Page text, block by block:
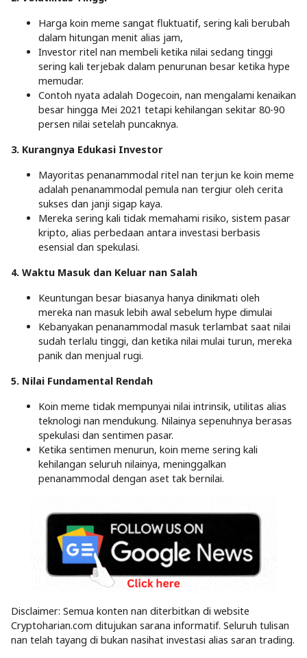
Harga koin meme sangat fluktuatif, sering kali berubah
dalam hitungan menit alias jam,
Investor ritel nan membeli ketika nilai sedang tinggi
sering kali terjebak dalam penurunan besar ketika hype
memudar.
Contoh nyata adalah Dogecoin, nan mengalami kenaikan
besar hingga Mei 2021 tetapi kehilangan sekitar 80-90
persen nilai setelah puncaknya.
3. Kurangnya Edukasi Investor
Mayoritas penanammodal ritel nan terjun ke koin meme
adalah penanammodal pemula nan tergiur oleh cerita
sukses dan janji sigap kaya.
Mereka sering kali tidak memahami risiko, sistem pasar
kripto, alias perbedaan antara investasi berbasis
esensial dan spekulasi.
4. Waktu Masuk dan Keluar nan Salah
Keuntungan besar biasanya hanya dinikmati oleh
mereka nan masuk lebih awal sebelum hype dimulai
Kebanyakan penanammodal masuk terlambat saat nilai
sudah terlalu tinggi, dan ketika nilai mulai turun, mereka
panik dan menjual rugi.
5. Nilai Fundamental Rendah
Koin meme tidak mempunyai nilai intrinsik, utilitas alias
teknologi nan mendukung. Nilainya sepenuhnya berasas
spekulasi dan sentimen pasar.
Ketika sentimen menurun, koin meme sering kali
kehilangan seluruh nilainya, meninggalkan
penanammodal dengan aset tak bernilai.
Disclaimer: Semua konten nan diterbitkan di website
Cryptoharian.com ditujukan sarana informatif. Seluruh tulisan
nan telah tayang di bukan nasihat investasi alias saran trading.